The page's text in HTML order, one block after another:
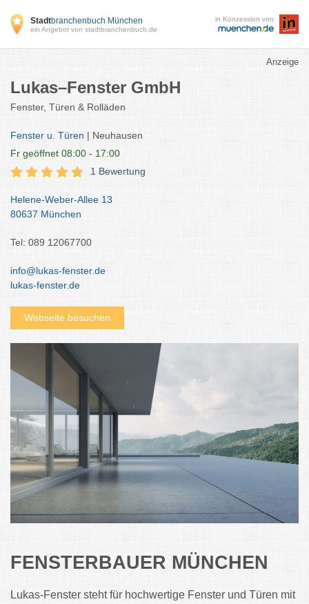
Stadtbranchenbuch München
ein Angebot von stadtbranchenbuch.de
in Konzession von
Anzeige
Lukas–Fenster GmbH
Fenster, Türen & Rolläden
Fenster u. Türen | Neuhausen
Fr geöffnet 08:00 - 17:00
1 Bewertung
Helene-Weber-Allee 13
80637 München
Tel: 089 12067700
info@lukas-fenster.de
lukas-fenster.de
Webseite besuchen
FENSTERBAUER MÜNCHEN
Lukas-Fenster steht für hochwertige Fenster und Türen mit